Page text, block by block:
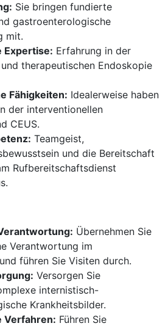
Sie bringen fundierte
gastroenterologische
mit.
Expertise: Erfahrung in der
therapeutischen Endoskopie
Fähigkeiten: Idealerweise haben
der interventionellen
CEUS.
Teamgeist,
und die Bereitschaft
Rufbereitschaftsdienst
Übernehmen Sie
Verantwortung im
führen Sie Visiten durch.
Versorgen Sie
internistisch-
Krankheitsbilder.
Verfahren: Führen Sie